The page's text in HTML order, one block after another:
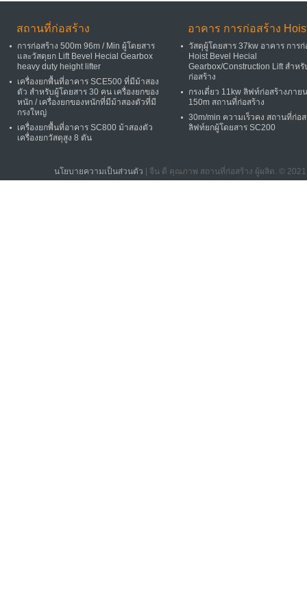
สถานที่ก่อสร้าง
การก่อสร้าง 500m 96m / Min ผู้โดยสาร
และวัสดุยก Lift Bevel Hecial Gearbox
heavy duty height lifter
เครื่องยกพื้นที่อาคาร SCE500 ที่มีม้าสอง
ตัว สําหรับผู้โดยสาร 30 คน เครื่องยกของ
หนัก / เครื่องยกของหนักที่มีม้าสองตัวที่มี
กรงใหญ่
เครื่องยกพื้นที่อาคาร SC800 ม้าสองตัว
เครื่องยกวัสดุสูง 8 ตัน
อาคาร การก่อสร้าง
วัสดุผู้โดยสาร 37kw อาคาร การก่
Hoist Bevel Hecial
Gearbox/Construction Lift สําหรั
ก่อสร้าง
กรงเดี่ยว 11kw ลิฟท์ก่อสร้างภาย
150m สถานที่ก่อสร้าง
30m/min ความเร็วคง สถานที่ก่อส
ลิฟท์ยกผู้โดยสาร SC200
นโยบายความเป็นส่วนตัว | จีน ดี คุณภาพ สถานที่ก่อสร้าง ผู้ผลิต. © 2021